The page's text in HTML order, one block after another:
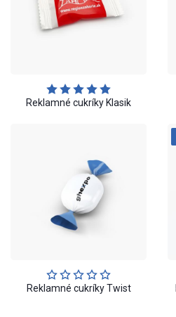
Reklamné cukríky Klasik
Reklamné cukríky Twist